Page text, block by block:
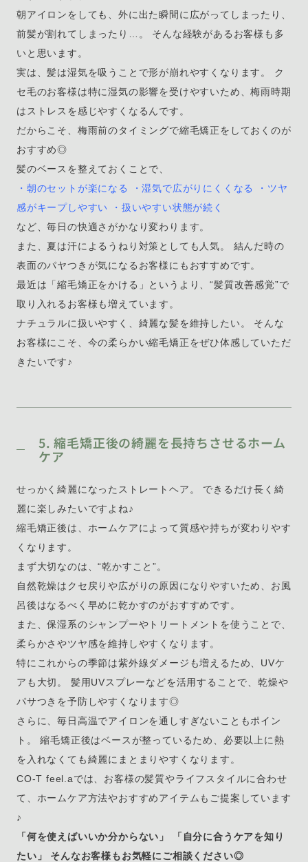
朝アイロンをしても、外に出た瞬間に広がってしまったり、
前髪が割れてしまったり…。 そんな経験があるお客様も多
いと思います。
実は、髪は湿気を吸うことで形が崩れやすくなります。 ク
セ毛のお客様は特に湿気の影響を受けやすいため、梅雨時期
はストレスを感じやすくなるんです。
だからこそ、梅雨前のタイミングで縮毛矯正をしておくのが
おすすめ◎
髪のベースを整えておくことで、
・朝のセットが楽になる ・湿気で広がりにくくなる ・ツヤ
感がキープしやすい ・扱いやすい状態が続く
など、毎日の快適さがかなり変わります。
また、夏は汗によるうねり対策としても人気。 結んだ時の
表面のパヤつきが気になるお客様にもおすすめです。
最近は「縮毛矯正をかける」というより、“髪質改善感覚”で
取り入れるお客様も増えています。
ナチュラルに扱いやすく、綺麗な髪を維持したい。 そんな
お客様にこそ、今の柔らかい縮毛矯正をぜひ体感していただ
きたいです♪
5. 縮毛矯正後の綺麗を長持ちさせるホーム
ケア
せっかく綺麗になったストレートヘア。 できるだけ長く綺
麗に楽しみたいですよね♪
縮毛矯正後は、ホームケアによって質感や持ちが変わりやす
くなります。
まず大切なのは、“乾かすこと”。
自然乾燥はクセ戻りや広がりの原因になりやすいため、お風
呂後はなるべく早めに乾かすのがおすすめです。
また、保湿系のシャンプーやトリートメントを使うことで、
柔らかさやツヤ感を維持しやすくなります。
特にこれからの季節は紫外線ダメージも増えるため、UVケ
アも大切。 髪用UVスプレーなどを活用することで、乾燥や
パサつきを予防しやすくなります◎
さらに、毎日高温でアイロンを通しすぎないこともポイン
ト。 縮毛矯正後はベースが整っているため、必要以上に熱
を入れなくても綺麗にまとまりやすくなります。
CO-T feel.aでは、お客様の髪質やライフスタイルに合わせ
て、ホームケア方法やおすすめアイテムもご提案しています
♪
「何を使えばいいか分からない」 「自分に合うケアを知り
たい」 そんなお客様もお気軽にご相談ください◎